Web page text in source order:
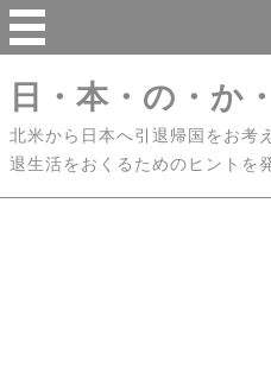
日・本・の・か
北米から日本へ引退帰国をお
退生活をおくるためのヒントを